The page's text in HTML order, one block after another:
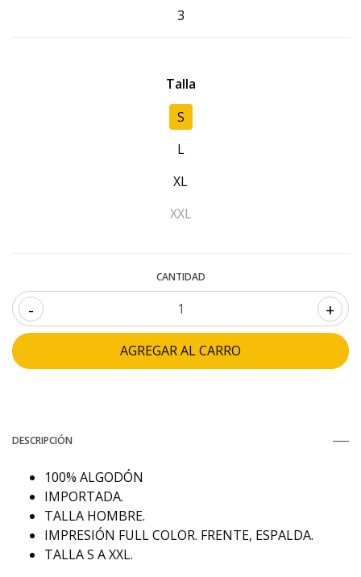
3
Talla
S
L
XL
XXL
CANTIDAD
- +
DESCRIPCIÓN
100% ALGODÓN
IMPORTADA.
TALLA HOMBRE.
IMPRESIÓN FULL COLOR. FRENTE, ESPALDA.
TALLA S A XXL.